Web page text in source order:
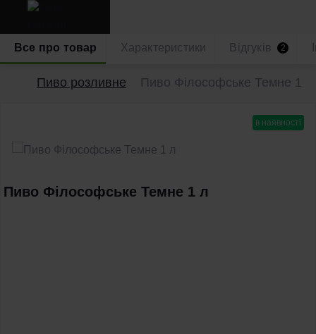
Пиво розливне Пиво Філософське Темне 1 л
Все про товар Характеристики Відгуків 2
в наявності
Пиво Філософське Темне 1 л